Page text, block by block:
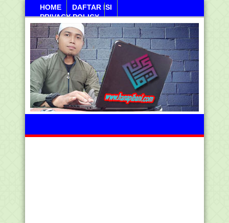
HOME
DAFTAR ISI
PRIVACY POLICY
Sabtu, 08 Agustus 2026